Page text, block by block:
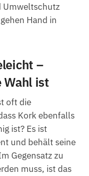
Umweltschutz
Hand in
–
Wahl ist
oft die
Kork ebenfalls
ist? Es ist
und behält seine
Gegensatz zu
muss, ist das